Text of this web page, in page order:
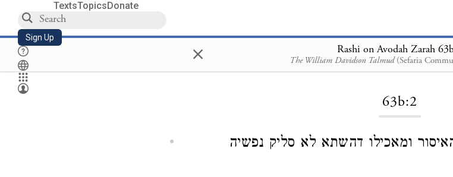
TextsTopicsDonate
Sign Up × Rashi on Avodah Zarah
The William Davidson Talmud (Sefaria
Loading...
63b:2
ומאכילו דהשתא לא סליק נפשיה